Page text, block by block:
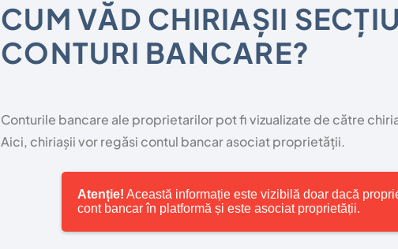
CUM VĂD CHIRIAȘII
CONTURI BANCARE?
Conturile bancare ale proprietarilor pot fi vizualizate de către
Aici, chiriașii vor regăsi contul bancar asociat proprietății.
Atenție! Această informație este vizibilă doar dacă
cont bancar în platformă și este asociat proprietății.